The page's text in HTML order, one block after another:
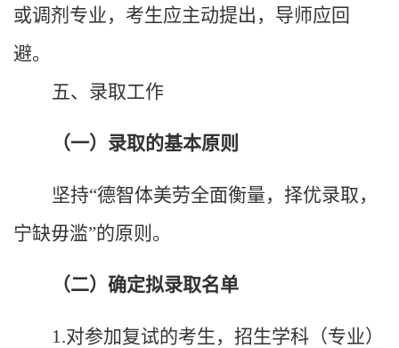
或调剂专业，考生应主动提出，导师应回
避。
五、录取工作
（一）录取的基本原则
坚持“德智体美劳全面衡量，择优录取，
宁缺毋滥”的原则。
（二）确定拟录取名单
1.对参加复试的考生，招生学科（专业）